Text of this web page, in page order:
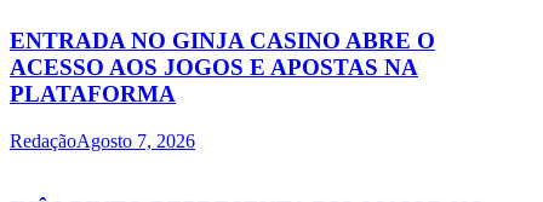
ENTRADA NO GINJA CASINO ABRE O
ACESSO AOS JOGOS E APOSTAS NA
PLATAFORMA
RedaçãoAgosto 7, 2026